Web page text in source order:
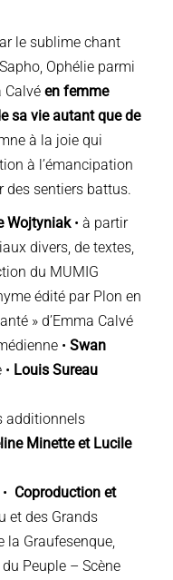
le sublime chant
Ophélie parmi
Calvé en femme
sa vie autant que de
à la joie qui
à l’émancipation
des sentiers battus.
Wojtyniak• à partir
divers, de textes,
du MUMIG
édité par Plon en
» d’Emma Calvé
•Swan
Louis Sureau
additionnels
Minette et Lucile
Coproduction et
et des Grands
la Graufesenque,
Peuple – Scène